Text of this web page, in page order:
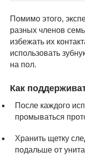
Помимо этого,
разных членов
избежать их
использовать
на пол.
Как
После каждого
промываться
Хранить щетку
подальше от